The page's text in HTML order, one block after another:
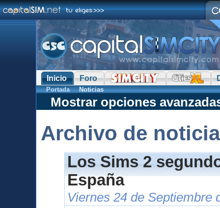
Inicio Foro
Portada Noticias
Mostrar opciones
Archivo de
Los Sims 2
España
Viernes 24 de Septiembre